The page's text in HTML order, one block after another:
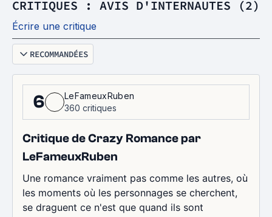
CRITIQUES : AVIS D'INTERNAUTES (2)
Écrire une critique
RECOMMANDÉES
6
LeFameuxRuben
360 critiques
Critique de Crazy Romance par
LeFameuxRuben
Une romance vraiment pas comme les autres, où
les moments où les personnages se cherchent,
se draguent ce n'est que quand ils sont